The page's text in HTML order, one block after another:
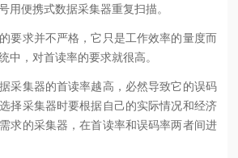
用便携式数据采集器重复扫描。
求并不严格，它只是工作效率的量度而
中，对首读率的要求就很高。
集器的首读率越高，必然导致它的误码
择采集器时要根据自己的实际情况和经济
求的采集器，在首读率和误码率两者间进